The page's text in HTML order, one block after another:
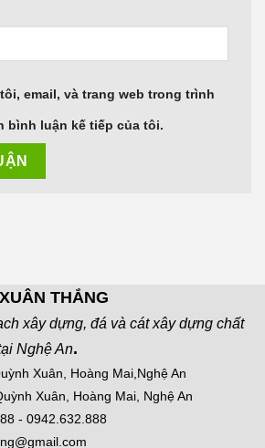
email, và trang web trong trình
bình luận kế tiếp của tôi.
THẮNG
xây dựng, đá và cát xây dựng chất
Nghệ An.
Xuân, Hoàng Mai,Nghệ An
Xuân, Hoàng Mai, Nghệ An
- 0942.632.888